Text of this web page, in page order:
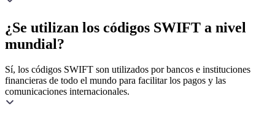
¿Se utilizan los códigos SWIFT a nivel
mundial?
Sí, los códigos SWIFT son utilizados por bancos e instituciones
financieras de todo el mundo para facilitar los pagos y las
comunicaciones internacionales.